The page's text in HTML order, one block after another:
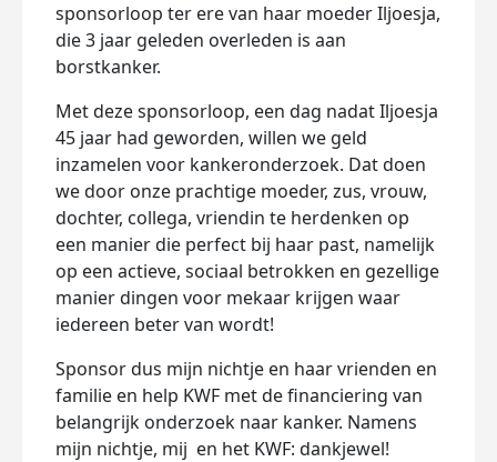
sponsorloop ter ere van haar moeder Iljoesja,
die 3 jaar geleden overleden is aan
borstkanker.
Met deze sponsorloop, een dag nadat Iljoesja
45 jaar had geworden, willen we geld
inzamelen voor kankeronderzoek. Dat doen
we door onze prachtige moeder, zus, vrouw,
dochter, collega, vriendin te herdenken op
een manier die perfect bij haar past, namelijk
op een actieve, sociaal betrokken en gezellige
manier dingen voor mekaar krijgen waar
iedereen beter van wordt!
Sponsor dus mijn nichtje en haar vrienden en
familie en help KWF met de financiering van
belangrijk onderzoek naar kanker. Namens
mijn nichtje, mij en het KWF: dankjewel!